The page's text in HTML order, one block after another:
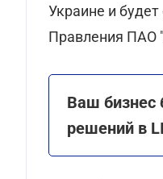
Украине и
Правления ПАО
Ваш бизнес
решений в